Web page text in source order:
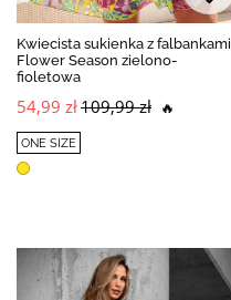
Kwiecista sukienka z falbankami
Flower Season zielono-
fioletowa
54,99 zł109,99 zł 🔥
ONE SIZE